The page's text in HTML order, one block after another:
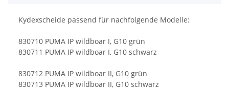
Kydexscheide passend für nachfolgende Modelle:
830710 PUMA IP wildboar I, G10 grün
830711 PUMA IP wildboar I, G10 schwarz
830712 PUMA IP wildboar II, G10 grün
830713 PUMA IP wildboar II, G10 schwarz